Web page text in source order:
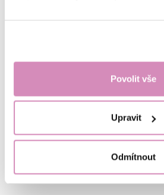
Povolit vše
Upravit
Odmítnout